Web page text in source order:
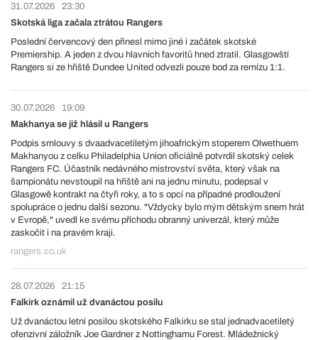
31.07.2026
23:30
Skotská liga začala ztrátou Rangers
Poslední červencový den přinesl mimo jiné i začátek skotské
Premiership. A jeden z dvou hlavních favoritů hned ztratil. Glasgowští
Rangers si ze hřiště Dundee United odvezli pouze bod za remízu 1:1.
30.07.2026
19:09
Makhanya se již hlásil u Rangers
Podpis smlouvy s dvaadvacetiletým jihoafrickým stoperem Olwethuem
Makhanyou z celku Philadelphia Union oficiálně potvrdil skotský celek
Rangers FC. Účastník nedávného mistrovství světa, který však na
šampionátu nevstoupil na hřiště ani na jednu minutu, podepsal v
Glasgowě kontrakt na čtyři roky, a to s opcí na případné prodloužení
spolupráce o jednu další sezonu. "Vždycky bylo mým dětským snem hrát
v Evropě," uvedl ke svému příchodu obranný univerzál, který může
zaskočit i na pravém kraji.
rangers.co.uk
28.07.2026
21:15
Falkirk oznámil už dvanáctou posilu
Už dvanáctou letní posilou skotského Falkirku se stal jednadvacetiletý
ofenzivní záložník Joe Gardner z Nottinghamu Forest. Mládežnický